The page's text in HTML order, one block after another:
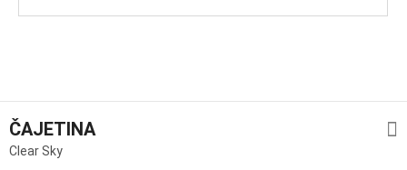
ČAJETINA
Clear Sky